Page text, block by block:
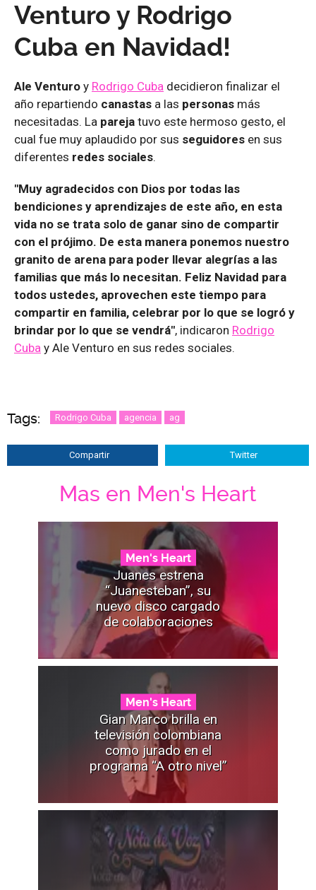
Venturo y Rodrigo
Cuba en Navidad!
Ale Venturo y Rodrigo Cuba decidieron finalizar el
año repartiendo canastas a las personas más
necesitadas. La pareja tuvo este hermoso gesto, el
cual fue muy aplaudido por sus seguidores en sus
diferentes redes sociales.
"Muy agradecidos con Dios por todas las
bendiciones y aprendizajes de este año, en esta
vida no se trata solo de ganar sino de compartir
con el prójimo. De esta manera ponemos nuestro
granito de arena para poder llevar alegrías a las
familias que más lo necesitan. Feliz Navidad para
todos ustedes, aprovechen este tiempo para
compartir en familia, celebrar por lo que se logró y
brindar por lo que se vendrá", indicaron Rodrigo
Cuba y Ale Venturo en sus redes sociales.
Tags: Rodrigo Cuba agencia ag
Compartir Twitter
Mas en Men's Heart
Men's Heart
Juanes estrena
“Juanesteban”, su
nuevo disco cargado
de colaboraciones
Men's Heart
Gian Marco brilla en
televisión colombiana
como jurado en el
programa “A otro nivel”